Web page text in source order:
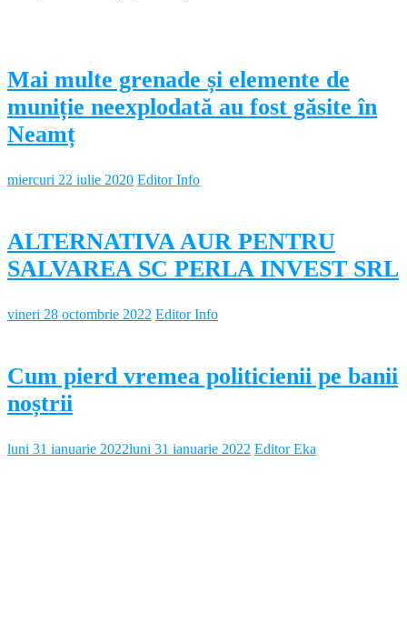
Mai multe grenade și elemente de
muniție neexplodată au fost găsite în
Neamț
miercuri 22 iulie 2020 Editor Info
ALTERNATIVA AUR PENTRU
SALVAREA SC PERLA INVEST SRL
vineri 28 octombrie 2022 Editor Info
Cum pierd vremea politicienii pe banii
noștrii
luni 31 ianuarie 2022luni 31 ianuarie 2022 Editor Eka